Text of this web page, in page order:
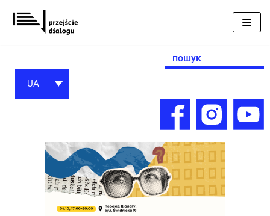
Перейти
до
Search
for:
UA